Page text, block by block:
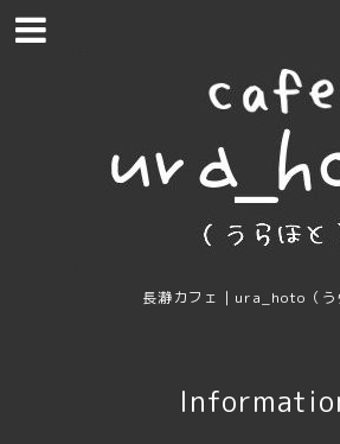
長瀞カフェ｜ura_hoto（う